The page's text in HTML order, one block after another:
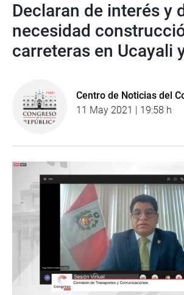
Declaran de interés y
necesidad
carreteras en Ucayali
Centro de Noticias del
11 May 2021 | 19:58 h